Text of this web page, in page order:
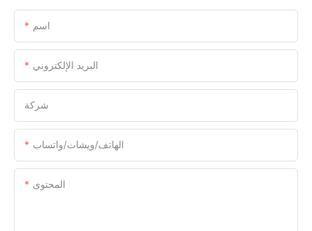
اسم
البريد الإلكتروني
شركة
الهاتف/ويشات/واتساب
المحتوى